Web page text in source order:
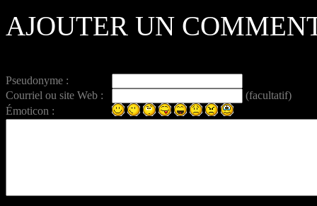
AJOUTER UN
Pseudonyme :
Courriel ou site Web :
(facultatif)
Émoticon :